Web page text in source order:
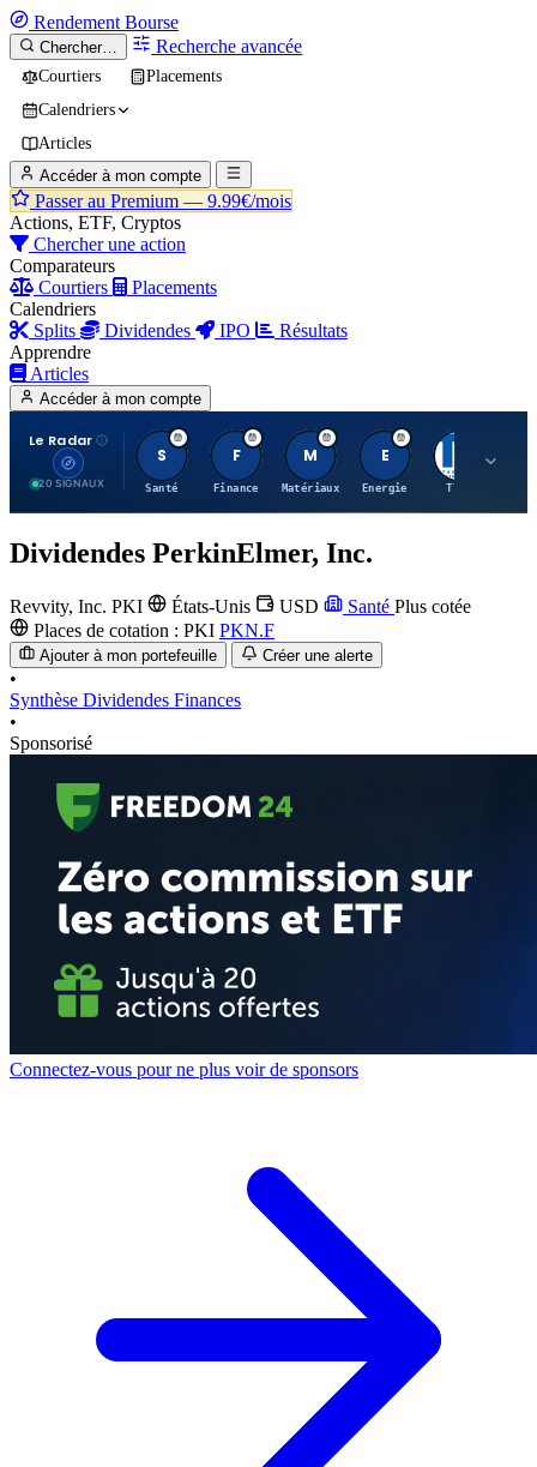
Rendement Bourse
Chercher… Recherche avancée
Courtiers
Placements
Calendriers
Articles
Accéder à mon compte
Passer au Premium — 9.99€/mois
Actions, ETF, Cryptos
Chercher une action
Comparateurs
Courtiers
Placements
Calendriers
Splits
Dividendes IPO
Résultats
Apprendre
Articles
Accéder à mon compte
Le Radar
20 SIGNAUX
S
Santé
F
Finance
M
Matériaux
E
Energie TTWO
Dividendes PerkinElmer, Inc.
Revvity, Inc. PKI États-Unis USD Santé Plus cotée
Places de cotation : PKI PKN.F
Ajouter à mon portefeuille Créer une alerte
•
Synthèse Dividendes Finances
•
Sponsorisé
Connectez-vous pour ne plus voir de sponsors